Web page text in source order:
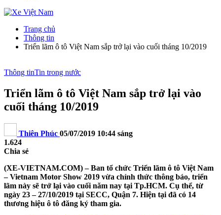
Trang chủ
Thông tin
Triển lãm ô tô Việt Nam sắp trở lại vào cuối tháng 10/2019
Thông tinTin trong nước
Triển lãm ô tô Việt Nam sắp trở lại vào
cuối tháng 10/2019
Thiên Phúc 05/07/2019 10:44 sáng
1.624
Chia sẻ
(XE-VIETNAM.COM) – Ban tổ chức Triển lãm ô tô Việt Nam
– Vietnam Motor Show 2019 vừa chính thức thông báo, triển
lãm này sẽ trở lại vào cuối năm nay tại Tp.HCM. Cụ thể, từ
ngày 23 – 27/10/2019 tại SECC, Quận 7. Hiện tại đã có 14
thương hiệu ô tô đăng ký tham gia.